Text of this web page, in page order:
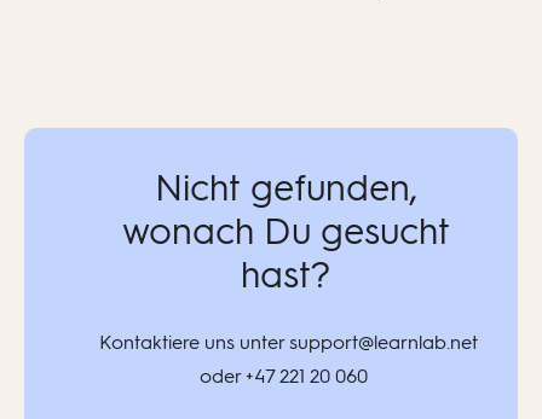
Nicht gefunden,
wonach Du gesucht
hast?
Kontaktiereuns untersupport@learnlab.net
oder +47 221 20 060